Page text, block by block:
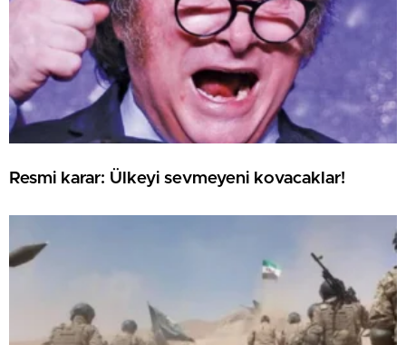
Resmi karar: Ülkeyi sevmeyeni kovacaklar!